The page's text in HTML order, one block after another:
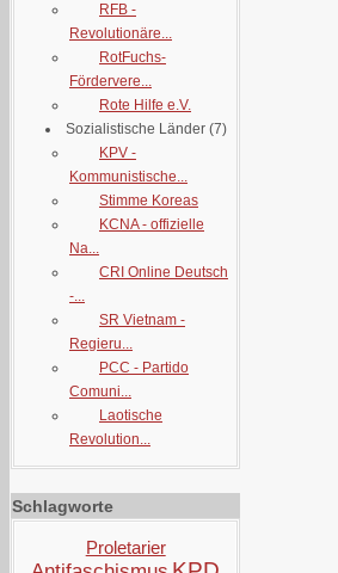
RFB -
Revolutionäre...
RotFuchs-
Fördervere...
Rote Hilfe e.V.
Sozialistische Länder (7)
KPV -
Kommunistische...
Stimme Koreas
KCNA - offizielle
Na...
CRI Online Deutsch
-...
SR Vietnam -
Regieru...
PCC - Partido
Comuni...
Laotische
Revolution...
Schlagworte
Proletarier